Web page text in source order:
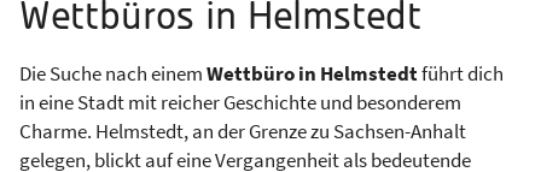
Wettbüros in Helmstedt
Die Suche nach einemWettbüro in Helmstedtführt dich
in eine Stadt mit reicher Geschichte und besonderem
Charme. Helmstedt, an der Grenze zu Sachsen-Anhalt
gelegen, blickt auf eine Vergangenheit als bedeutende